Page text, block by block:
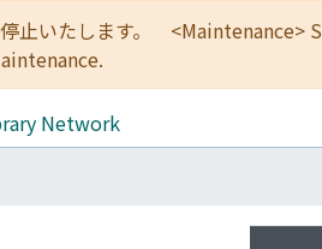
停止いたします。 <Maintenance>
Network